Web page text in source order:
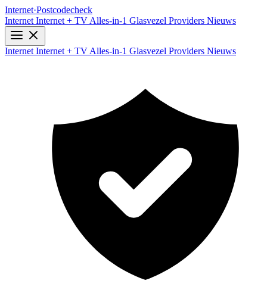
Internet·Postcodecheck
Internet Internet + TV Alles-in-1 Glasvezel Providers Nieuws
Internet Internet + TV Alles-in-1 Glasvezel Providers Nieuws